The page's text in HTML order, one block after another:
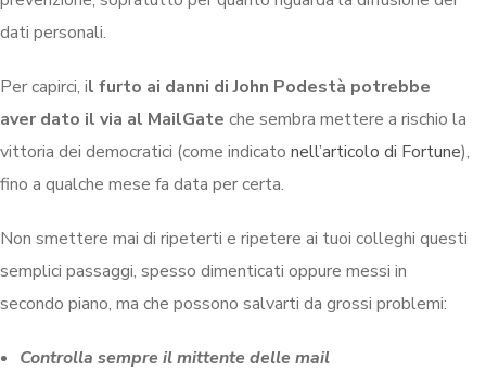
dati personali.
Per capirci, il furto ai danni di John Podestà potrebbe
aver dato il via al MailGate che sembra mettere a rischio la
vittoria dei democratici (come indicato nell’articolo di Fortune),
fino a qualche mese fa data per certa.
Non smettere mai di ripeterti e ripetere ai tuoi colleghi questi
semplici passaggi, spesso dimenticati oppure messi in
secondo piano, ma che possono salvarti da grossi problemi:
Controlla sempre il mittente delle mail